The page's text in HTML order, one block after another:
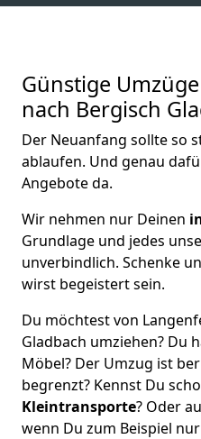
Günstige
nach Bergisch
Der Neuanfang sollte so
ablaufen. Und genau
Angebote da.
Wir nehmen nur Deinen
Grundlage und jedes
unverbindlich. Schenke
wirst begeistert sein.
Du möchtest von
Gladbach umziehen? Du
Möbel? Der Umzug ist
begrenzt? Kennst Du
Kleintransporte? Oder
wenn Du zum Beispiel